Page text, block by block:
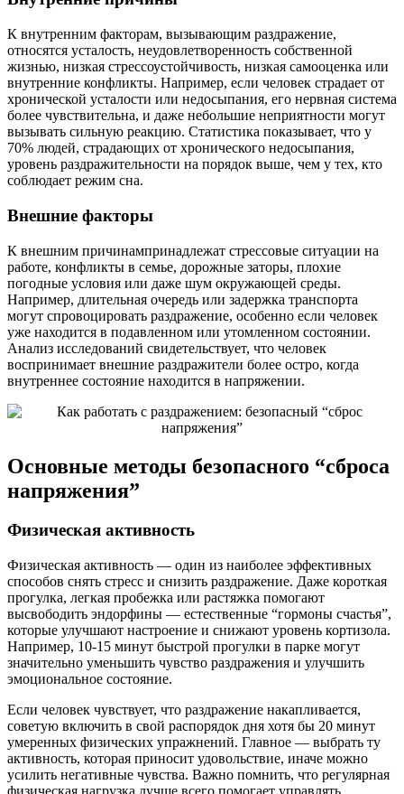
К внутренним факторам, вызывающим раздражение,
относятся усталость, неудовлетворенность собственной
жизнью, низкая стрессоустойчивость, низкая самооценка или
внутренние конфликты. Например, если человек страдает от
хронической усталости или недосыпания, его нервная система
более чувствительна, и даже небольшие неприятности могут
вызывать сильную реакцию. Статистика показывает, что у
70% людей, страдающих от хронического недосыпания,
уровень раздражительности на порядок выше, чем у тех, кто
соблюдает режим сна.
Внешние факторы
К внешним причинампринадлежат стрессовые ситуации на
работе, конфликты в семье, дорожные заторы, плохие
погодные условия или даже шум окружающей среды.
Например, длительная очередь или задержка транспорта
могут спровоцировать раздражение, особенно если человек
уже находится в подавленном или утомленном состоянии.
Анализ исследований свидетельствует, что человек
воспринимает внешние раздражители более остро, когда
внутреннее состояние находится в напряжении.
Основные методы безопасного “сброса
напряжения”
Физическая активность
Физическая активность — один из наиболее эффективных
способов снять стресс и снизить раздражение. Даже короткая
прогулка, легкая пробежка или растяжка помогают
высвободить эндорфины — естественные “гормоны счастья”,
которые улучшают настроение и снижают уровень кортизола.
Например, 10-15 минут быстрой прогулки в парке могут
значительно уменьшить чувство раздражения и улучшить
эмоциональное состояние.
Если человек чувствует, что раздражение накапливается,
советую включить в свой распорядок дня хотя бы 20 минут
умеренных физических упражнений. Главное — выбрать ту
активность, которая приносит удовольствие, иначе можно
усилить негативные чувства. Важно помнить, что регулярная